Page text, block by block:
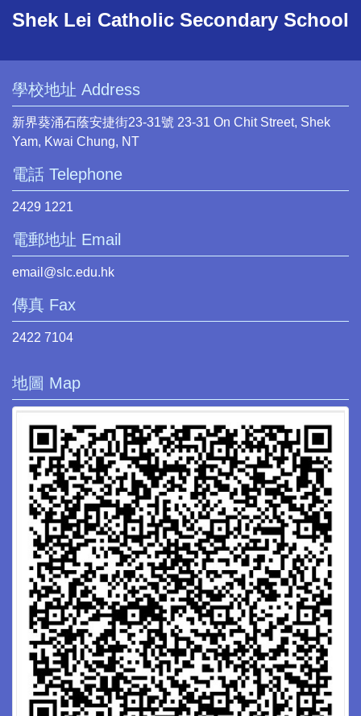
Shek Lei Catholic Secondary School
學校地址 Address
新界葵涌石蔭安捷街23-31號 23-31 On Chit Street, Shek
Yam, Kwai Chung, NT
電話 Telephone
2429 1221
電郵地址 Email
email@slc.edu.hk
傳真 Fax
2422 7104
地圖 Map